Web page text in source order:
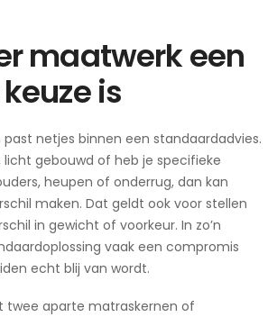
maatwerk een
is
netjes binnen een standaardadvies.
licht gebouwd of heb je specifieke
heupen of onderrug, dan kan
maken. Dat geldt ook voor stellen
in gewicht of voorkeur. In zo’n
vaak een compromis
echt blij van wordt.
twee aparte matraskernen of